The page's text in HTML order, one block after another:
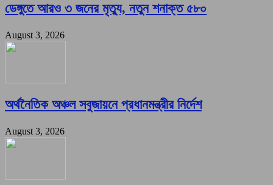
ডেঙ্গুতে আরও ৩ জনের মৃত্যু, নতুন শনাক্ত ৫৮০
August 3, 2026
অর্থনৈতিক অঞ্চল সবুজায়নে প্রধানমন্ত্রীর নির্দেশ
August 3, 2026